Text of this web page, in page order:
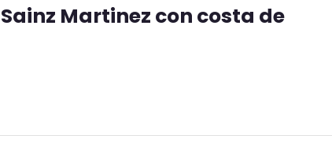
Martinez con costa de